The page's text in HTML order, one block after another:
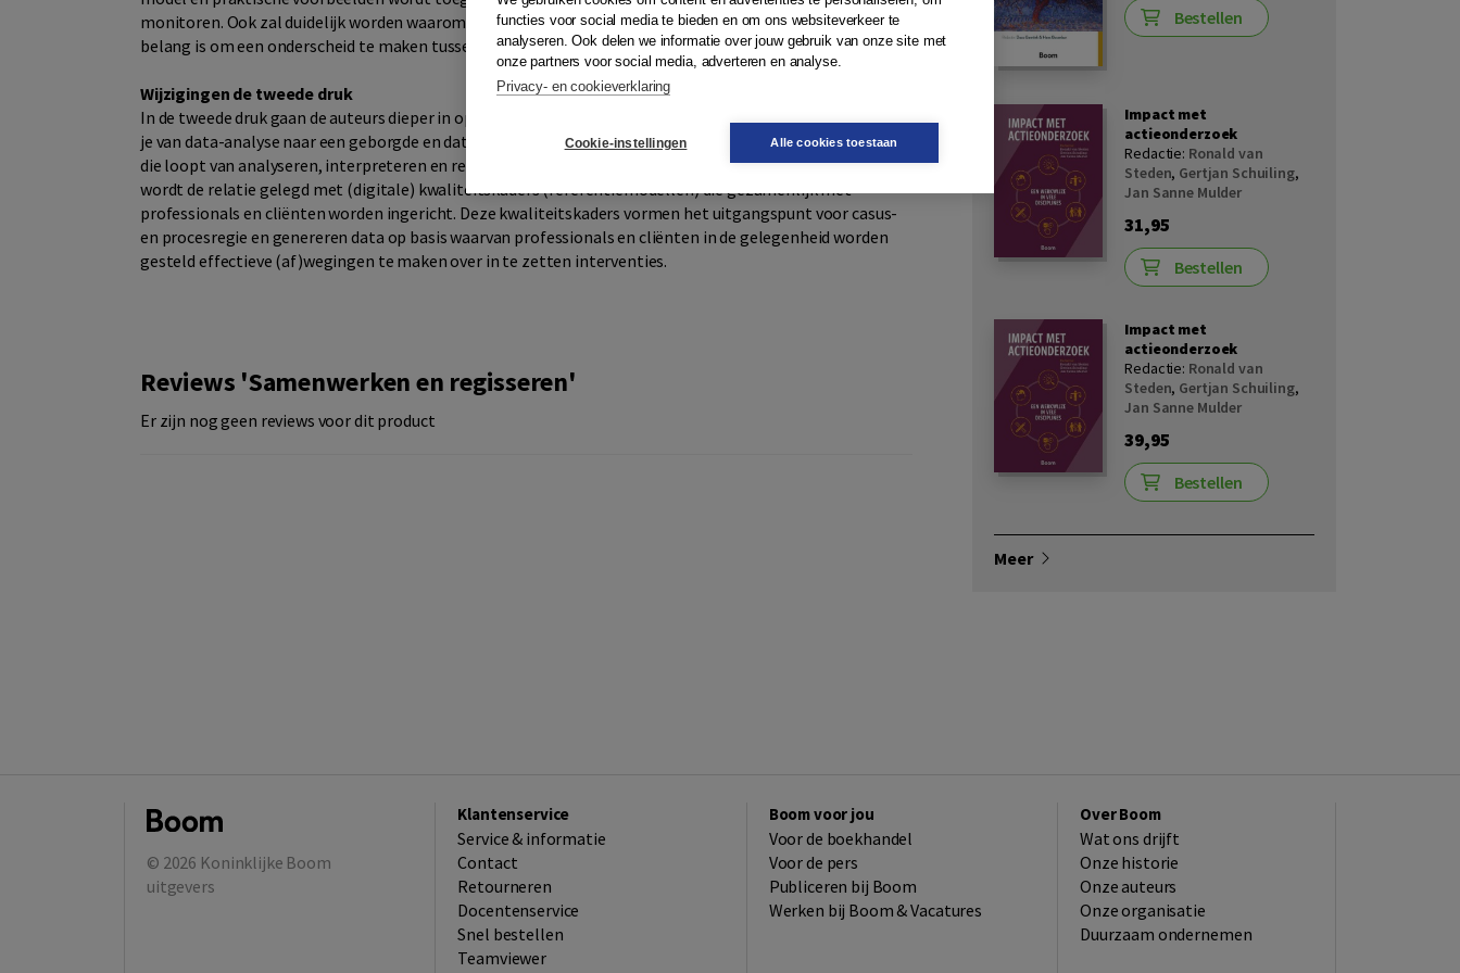
monitoren. Ook zal duidelijk worden waarom het voor de samenwerkende organisaties en de cliënten van
belang is om een onderscheid te maken tussen verschillende (keten) samenwerkingsvormen.
Wijzigingen de tweede druk
In de tweede druk gaan de auteurs dieper in op de circulariteit van vraag-gestuurd samenwerken: hoe kom
je van data-analyse naar een geborgde en data-gedreven aanpak? De auteurs nemen u mee in deze route
die loopt van analyseren, interpreteren en reflecteren, inrichten tot en met het (digitaal) borgen. Tevens
wordt de relatie gelegd met (digitale) kwaliteitskaders (referentiemodellen) die gezamenlijk met
professionals en cliënten worden ingericht. Deze kwaliteitskaders vormen het uitgangspunt voor casus-
en procesregie en genereren data op basis waarvan professionals en cliënten in de gelegenheid worden
gesteld effectieve (af)wegingen te maken over in te zetten interventies.
Reviews 'Samenwerken en regisseren'
Er zijn nog geen reviews voor dit product
Bestellen
Impact met
actieonderzoek
Redactie: Ronald van
Steden, Gertjan Schuiling,
Jan Sanne Mulder
31,95
Bestellen
Impact met
actieonderzoek
Redactie: Ronald van
Steden, Gertjan Schuiling,
Jan Sanne Mulder
39,95
Bestellen
Meer
© 2026 Koninklijke Boom
uitgevers
Klantenservice
Service & informatie
Contact
Retourneren
Docentenservice
Snel bestellen
Teamviewer
Boom voor jou
Voor de boekhandel
Voor de pers
Publiceren bij Boom
Werken bij Boom & Vacatures
Over Boom
Wat ons drijft
Onze historie
Onze auteurs
Onze organisatie
Duurzaam ondernemen
functies voor social media te bieden en om ons websiteverkeer te
analyseren. Ook delen we informatie over jouw gebruik van onze site met
onze partners voor social media, adverteren en analyse.
Privacy- en cookieverklaring
Cookie-instellingen Alle cookies toestaan